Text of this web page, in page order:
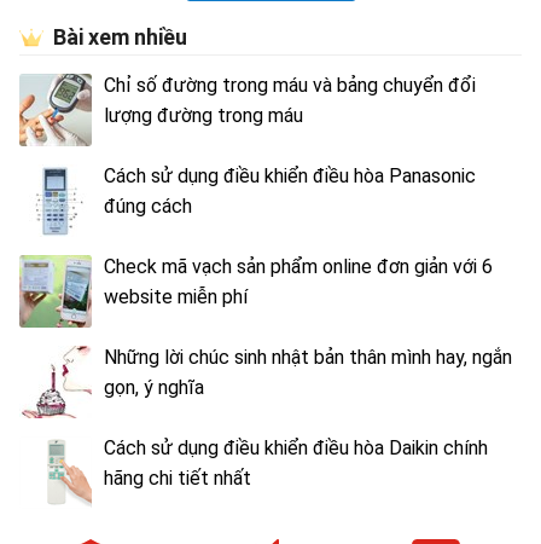
Bài xem nhiều
Chỉ số đường trong máu và bảng chuyển đổi
lượng đường trong máu
Cách sử dụng điều khiển điều hòa Panasonic
đúng cách
Check mã vạch sản phẩm online đơn giản với 6
website miễn phí
Những lời chúc sinh nhật bản thân mình hay, ngắn
gọn, ý nghĩa
Cách sử dụng điều khiển điều hòa Daikin chính
hãng chi tiết nhất